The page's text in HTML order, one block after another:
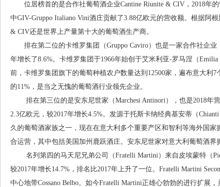
位居榜首的是合作社葡萄酒企业Cantine Riunite & CIV，2018年的
中GIV-Gruppo Italiano Vini酒庄贡献了3.88亿欧元的营收额。根据阿
& CIV还是世界上产量第十大的葡萄酒生产商。
排在第二位的卡维罗集团（Gruppo Caviro）也是一家合作社企业
年增长了8.6%。卡维罗集团于1966年始创于艾米利亚-罗马涅（Emilia
前，卡维罗集团旗下的葡萄种植农户数量达到12500家，遍布意大利
的11%，是当之无愧的葡萄酒行业领先企业。
排在第三位的是安东尼世家（Marchesi Antinori），也是2018年
2.3亿欧元，较2017年增长4.5%。发源于托斯卡纳经典基安蒂（
久的葡萄酒家族之一，现在在意大利多个重要产区和智利等海外国
合运营，其中包括美国加州鹿跃酒庄。安东尼世家对意大利葡萄酒界
名列第四的马天尼兄弟公司（Fratelli Martini）来自皮埃蒙特（
较2017年增长14.7%，排名比2017年上升了一位。Fratelli Martini
中心地带Cossano Belbo。如今Fratelli Martini正雄心勃勃的进行扩展